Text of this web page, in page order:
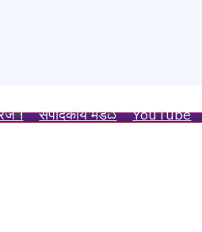
संपादकीय मंडळ YouTube
पूर्ण केले – अविनाश नलावडे